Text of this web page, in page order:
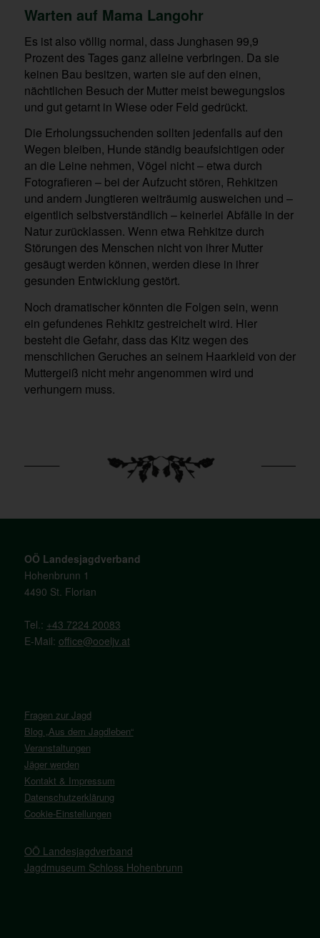
Warten auf Mama Langohr
Es ist also völlig normal, dass Junghasen 99,9
Prozent des Tages ganz alleine verbringen. Da sie
keinen Bau besitzen, warten sie auf den einen,
nächtlichen Besuch der Mutter meist bewegungslos
und gut getarnt in Wiese oder Feld gedrückt.
Die Erholungssuchenden sollten jedenfalls auf den
Wegen bleiben, Hunde ständig beaufsichtigen oder
an die Leine nehmen, Vögel nicht – etwa durch
Fotografieren – bei der Aufzucht stören, Rehkitzen
und andern Jungtieren weiträumig ausweichen und –
eigentlich selbstverständlich – keinerlei Abfälle in der
Natur zurücklassen. Wenn etwa Rehkitze durch
Störungen des Menschen nicht von ihrer Mutter
gesäugt werden können, werden diese in ihrer
gesunden Entwicklung gestört.
Noch dramatischer könnten die Folgen sein, wenn
ein gefundenes Rehkitz gestreichelt wird. Hier
besteht die Gefahr, dass das Kitz wegen des
menschlichen Geruches an seinem Haarkleid von der
Muttergeiß nicht mehr angenommen wird und
verhungern muss.
OÖ Landesjagdverband
Hohenbrunn 1
4490 St. Florian
Tel.: +43 7224 20083
E-Mail: office@ooeljv.at
Fragen zur Jagd
Blog „Aus dem Jagdleben“
Veranstaltungen
Jäger werden
Kontakt & Impressum
Datenschutzerklärung
Cookie-Einstellungen
OÖ Landesjagdverband
Jagdmuseum Schloss Hohenbrunn